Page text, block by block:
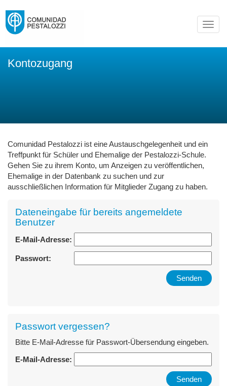
Kontozugang
Comunidad Pestalozzi ist eine Austauschgelegenheit und ein
Treffpunkt für Schüler und Ehemalige der Pestalozzi-Schule.
Gehen Sie zu ihrem Konto, um Anzeigen zu veröffentlichen,
Ehemalige in der Datenbank zu suchen und zur
ausschließlichen Information für Mitglieder Zugang zu haben.
Dateneingabe für bereits angemeldete
Benutzer
E-Mail-Adresse:
Passwort:
Passwort vergessen?
Bitte E-Mail-Adresse für Passwort-Übersendung eingeben.
E-Mail-Adresse: